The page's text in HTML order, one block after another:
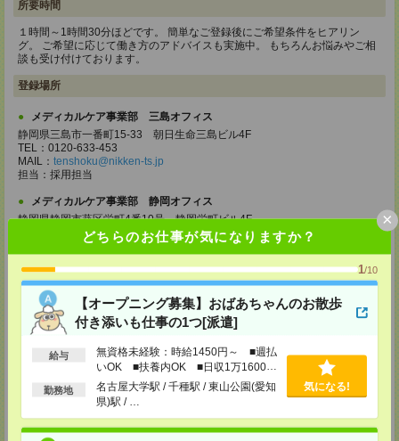
どちらのお仕事が気になりますか？
1/10
【オープニング募集】おばあちゃんのお散歩
付き添いも仕事の1つ[派遣]
給与
無資格未経験：時給1450円～ ■週払
いOK ■扶養内OK ■日収1万1600円
以上
勤務地
名古屋大学駅 / 千種駅 / 東山公園(愛知
県)駅 / …
気になる!
×
所要時間
１時間～1時間30分ほどです。 簡単なご登録後にご希望条件をヒアリン
グ。 ご希望に応じて働き方のアドバイスも実施中。 もちろんお悩みやご相
談も受け付けております。
登録場所
メディカルケア事業部 三島オフィス
静岡県三島市一番町15-33 朝日生命三島ビル4F
TEL：0120-633-453
MAIL： tenshoku@nikken-ts.jp
担当：採用担当
メディカルケア事業部 静岡オフィス
静岡県静岡市葵区栄町4番10号 静岡栄町ビル4F
TEL：0120-802-279
tenshoku@nikken-ts.jp
メディカルケア事業部 知立オフィス
愛知県知立市栄2-14 あすなろビル3F
TEL：0120-802-174
MAIL：tenshoku@nikken-ts.jp
メディカルケア事業部 名古屋オフィス
愛知県名古屋市西区牛島町2-5 TOMITA.BLD 4F
TEL：0120-455-091
MAIL：tenshoku@nikken-ts.jp
担当：採用担当